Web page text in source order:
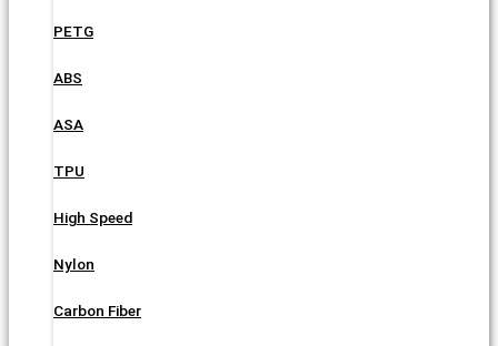
PETG
ABS
ASA
TPU
High Speed
Nylon
Carbon Fiber